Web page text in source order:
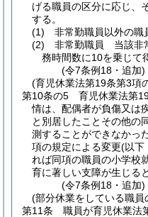
げる職員の区分に応じ、
する。
(1)
非常勤職員以外の
(2)
非常勤職員 当該非
務時間数に10を乗じて
(令7条例18・追加)
(育児休業法第19条第3項
第10条の5
育児休業法第
情は、配偶者が負傷又は
と別居したことその他の
測することができなかっ
項の規定による変更(以下
れば同項の職員の小学校
育に著しい支障が生じる
(令7条例18・追加)
(部分休業をしている職員
第11条
職員が育児休業法